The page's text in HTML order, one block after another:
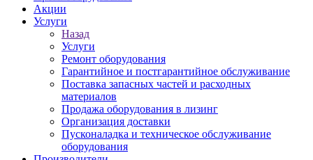
Акции
Услуги
Назад
Услуги
Ремонт оборудования
Гарантийное и постгарантийное обслуживание
Поставка запасных частей и расходных
материалов
Продажа оборудования в лизинг
Организация доставки
Пусконаладка и техническое обслуживание
оборудования